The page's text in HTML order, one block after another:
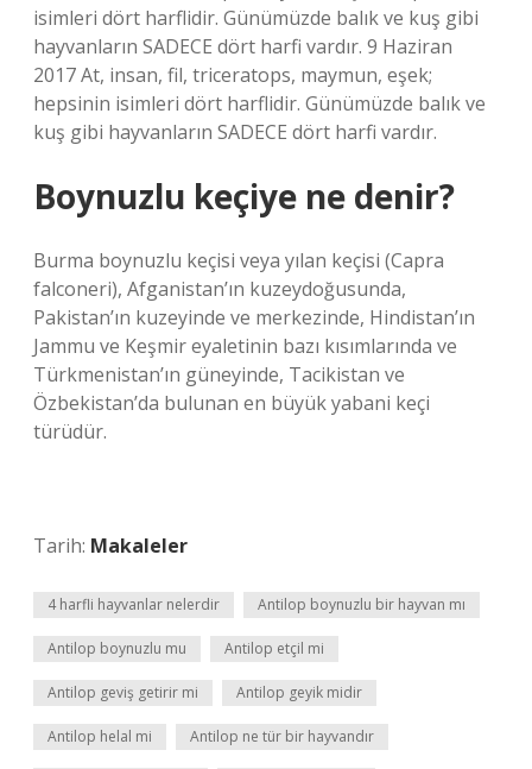
isimleri dört harflidir. Günümüzde balık ve kuş gibi
hayvanların SADECE dört harfi vardır. 9 Haziran
2017 At, insan, fil, triceratops, maymun, eşek;
hepsinin isimleri dört harflidir. Günümüzde balık ve
kuş gibi hayvanların SADECE dört harfi vardır.
Boynuzlu keçiye ne denir?
Burma boynuzlu keçisi veya yılan keçisi (Capra
falconeri), Afganistan’ın kuzeydoğusunda,
Pakistan’ın kuzeyinde ve merkezinde, Hindistan’ın
Jammu ve Keşmir eyaletinin bazı kısımlarında ve
Türkmenistan’ın güneyinde, Tacikistan ve
Özbekistan’da bulunan en büyük yabani keçi
türüdür.
Tarih: Makaleler
4 harfli hayvanlar nelerdir Antilop boynuzlu bir hayvan mı
Antilop boynuzlu mu Antilop etçil mi
Antilop geviş getirir mi Antilop geyik midir
Antilop helal mi Antilop ne tür bir hayvandır